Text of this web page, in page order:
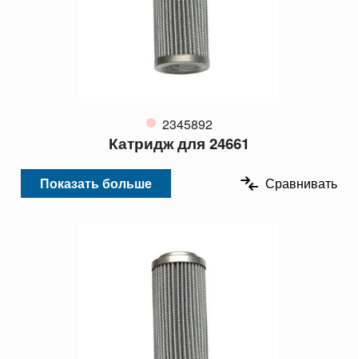
2345892
Катридж для 24661
Показать больше Сравнивать